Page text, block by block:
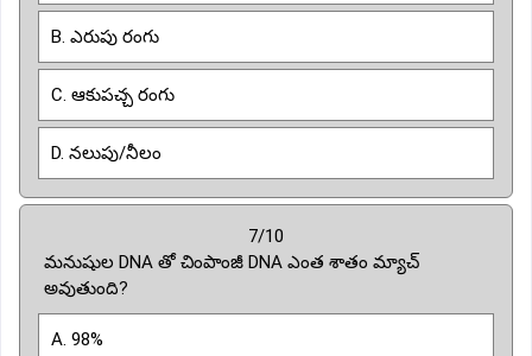
B. ఎరుపు రంగు
C. ఆకుపచ్చ రంగు
D. నలుపు/నీలం
7/10
మనుషుల DNA తో చింపాంజీ DNA ఎంత శాతం మ్యాచ్
అవుతుంది?
A. 98%